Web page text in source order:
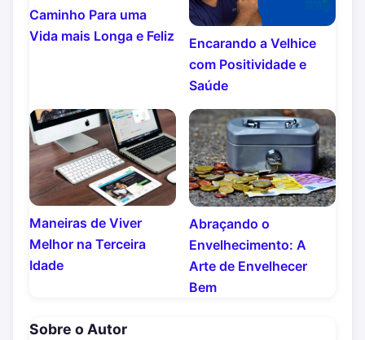
Caminho Para uma
Vida mais Longa e Feliz
Encarando a Velhice
com Positividade e
Saúde
Maneiras de Viver
Melhor na Terceira
Idade
Abraçando o
Envelhecimento: A
Arte de Envelhecer
Bem
Sobre o Autor